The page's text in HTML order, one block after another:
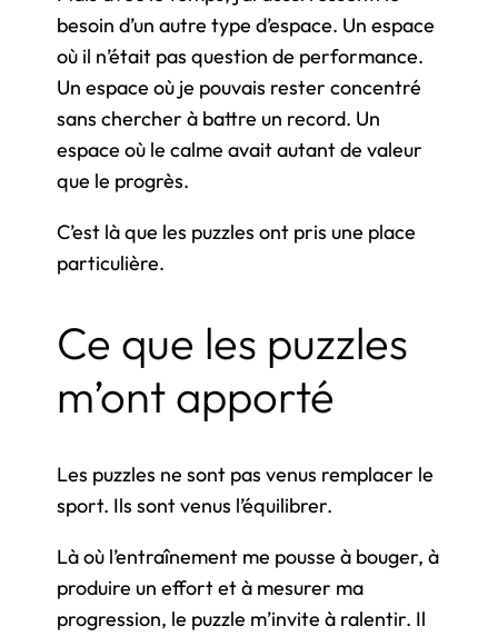
besoin d’un autre type d’espace. Un espace
où il n’était pas question de performance.
Un espace où je pouvais rester concentré
sans chercher à battre un record. Un
espace où le calme avait autant de valeur
que le progrès.
C’est là que les puzzles ont pris une place
particulière.
Ce que les puzzles
m’ont apporté
Les puzzles ne sont pas venus remplacer le
sport. Ils sont venus l’équilibrer.
Là où l’entraînement me pousse à bouger, à
produire un effort et à mesurer ma
progression, le puzzle m’invite à ralentir. Il